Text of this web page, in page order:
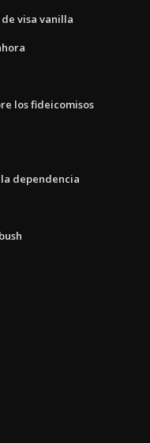
visa vanilla
los fideicomisos
dependencia